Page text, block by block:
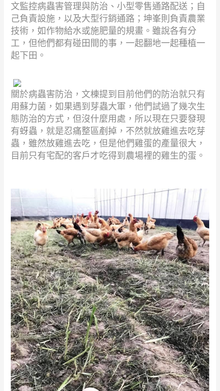
文監控病蟲害管理與防治、小型零售通路配送；自
己負責設施，以及大型行銷通路；坤峯則負責農業
技術，如作物給水或施肥量的規畫。雖說各有分
工，但他們都有碰田間的事，一起翻地一起種植一
起下田。
關於病蟲害防治，文棟提到目前他們的防治就只有
用蘇力菌，如果遇到芽蟲大軍，他們試過了幾次生
態防治的方式，但沒什麼用處，所以現在只要發現
有蚜蟲，就是忍痛整區剷掉，不然就放雞進去吃芽
蟲，雖然放雞進去吃，但是他們雞蛋的產量很大，
目前只有宅配的客戶才吃得到農場裡的雞生的蛋。